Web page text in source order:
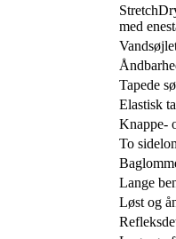
med
Tapede
Elastisk
Knappe-
To
Lange
Løst og